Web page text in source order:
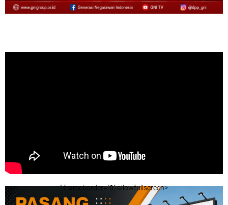
" frameborder="0" allowfullscreen>